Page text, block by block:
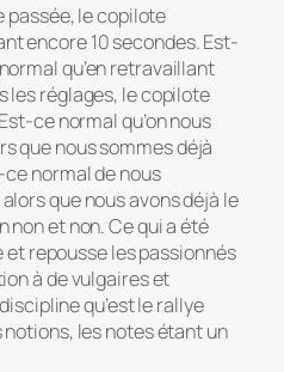
passée, le copilote
encore 10 secondes. Est-
qu’en retravaillant
les réglages, le copilote
ce normal qu’on nous
que nous sommes déjà
normal de nous
que nous avons déjà le
non et non. Ce qui a été
repousse les passionnés
à de vulgaires et
qu’est le rallye
notions, les notes étant un